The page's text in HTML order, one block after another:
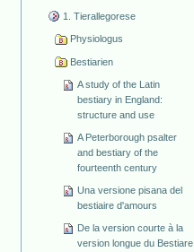
1. Tierallegorese
Physiologus
Bestiarien
A study of the Latin
bestiary in England:
structure and use
A Peterborough psalter
and bestiary of the
fourteenth century
Una versione pisana del
bestiaire d'amours
De la version courte à la
version longue du Bestiare